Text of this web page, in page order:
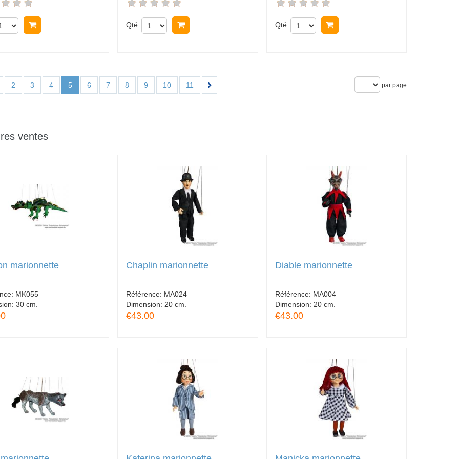
Qté Qté
2 3 4 5 6 7 8 9 10 11 par page
ventes
marionnette
MK055
30 cm.
Chaplin marionnette
Référence: MA024
Dimension: 20 cm.
€43.00
Diable marionnette
Référence: MA004
Dimension: 20 cm.
€43.00